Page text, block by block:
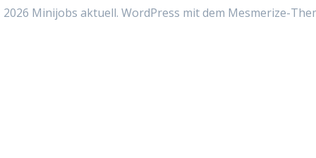
Minijobs aktuell. WordPress mit dem Mesmerize-